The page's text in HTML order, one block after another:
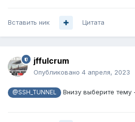
Вставить ник Цитата
jffulcrum
Опубликовано 4 апреля, 2023
@SSH_TUNNEL Внизу выберите тему